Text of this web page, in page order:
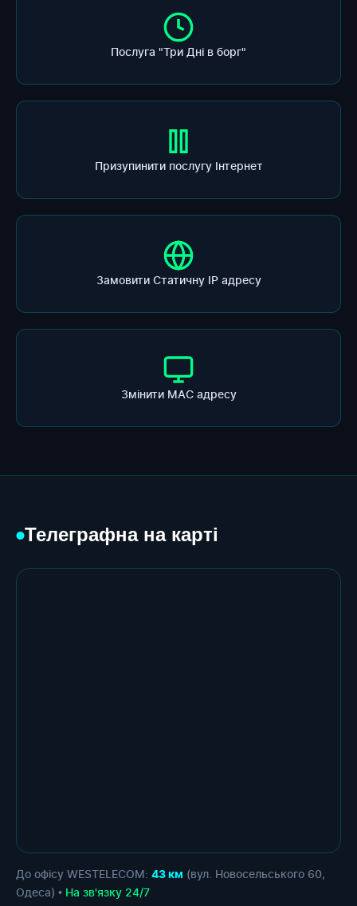
Послуга "Три Дні в борг"
Призупинити послугу Інтернет
Замовити Статичну ІР адресу
Змінити МАС адресу
●Телеграфна на карті
До офісу WESTELECOM: 43 км (вул. Новосельського 60,
Одеса) • На зв'язку 24/7